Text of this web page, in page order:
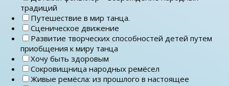
традиций
Путешествие в мир танца.
Сценическое движение
Развитие творческих способностей детей путем
приобщения к миру танца
Хочу быть здоровым
Сокровищница народных ремёсел
Живые ремёсла: из прошлого в настоящее